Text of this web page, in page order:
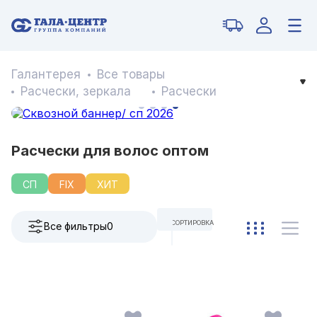
Галантерея
Все товары
Расчески, зеркала
Расчески
Расчески для волос оптом
СП FIX ХИТ
Все фильтры0
СОРТИРОВКА